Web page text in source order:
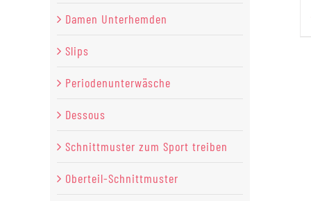
Damen Unterhemden
Slips
Periodenunterwäsche
Dessous
Schnittmuster zum Sport treiben
Oberteil-Schnittmuster